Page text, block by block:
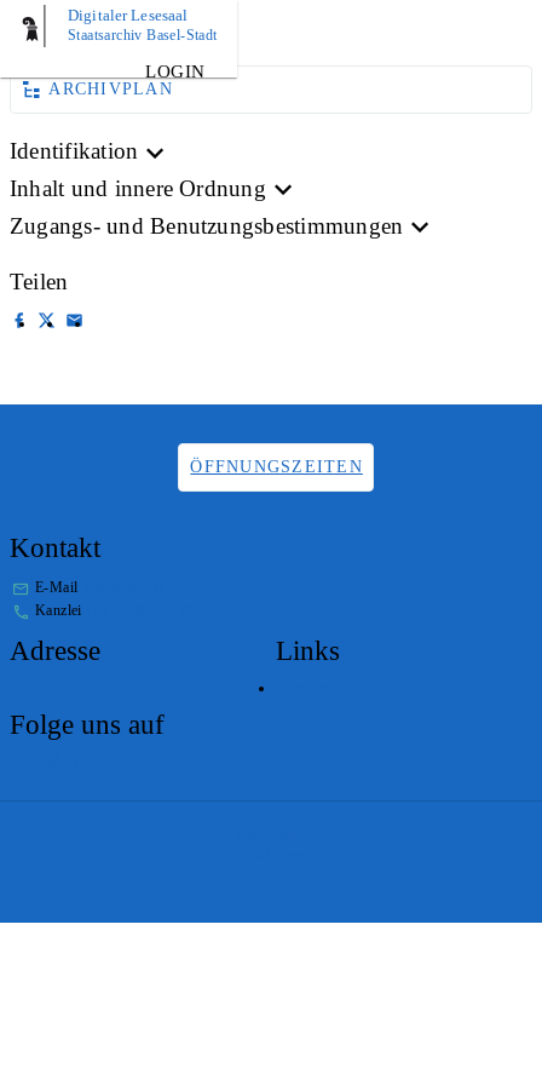
Digitaler Lesesaal
Staatsarchiv Basel-Stadt
LOGIN
BILD
ARCHIVPLAN
Identifikation
Inhalt und innere Ordnung
Zugangs- und Benutzungsbestimmungen
Teilen
ÖFFNUNGSZEITEN
Kontakt
E-Mail
Kanzlei
Adresse Links
Folge uns auf